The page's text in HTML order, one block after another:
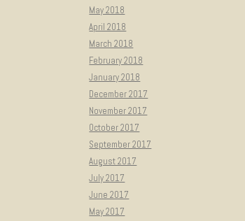
May 2018
April 2018
March 2018
February 2018
January 2018
December 2017
November 2017
October 2017
September 2017
August 2017
July 2017
June 2017
May 2017